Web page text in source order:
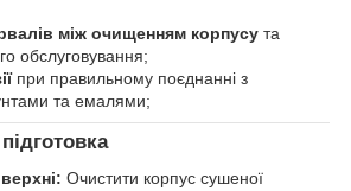
між очищенням корпусу та
обслуговування;
при правильному поєднанні з
та емалями;
Очистити корпус сушеної